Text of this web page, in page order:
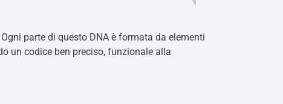
Ogni parte di questo DNA è formata da elementi
un codice ben preciso, funzionale alla